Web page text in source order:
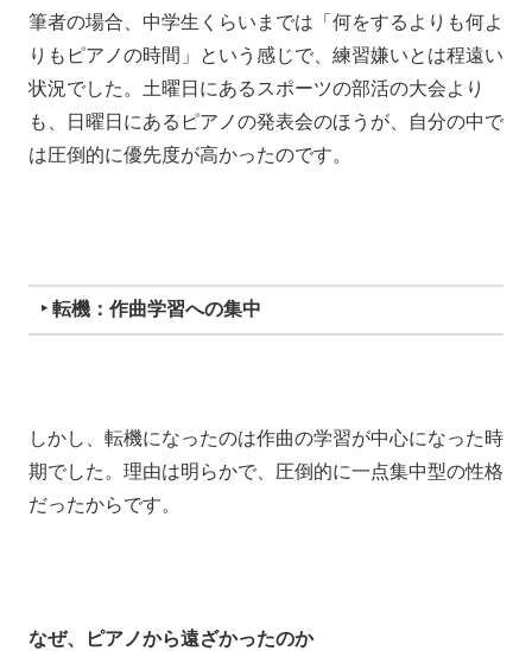
筆者の場合、中学生くらいまでは「何をするよりも何よ
りもピアノの時間」という感じで、練習嫌いとは程遠い
状況でした。土曜日にあるスポーツの部活の大会より
も、日曜日にあるピアノの発表会のほうが、自分の中で
は圧倒的に優先度が高かったのです。
‣ 転機：作曲学習への集中
しかし、転機になったのは作曲の学習が中心になった時
期でした。理由は明らかで、圧倒的に一点集中型の性格
だったからです。
なぜ、 ピアノから遠ざかったのか